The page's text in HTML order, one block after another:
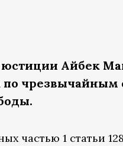
Айбек
по чрезвычайным
.
частью 1 статьи